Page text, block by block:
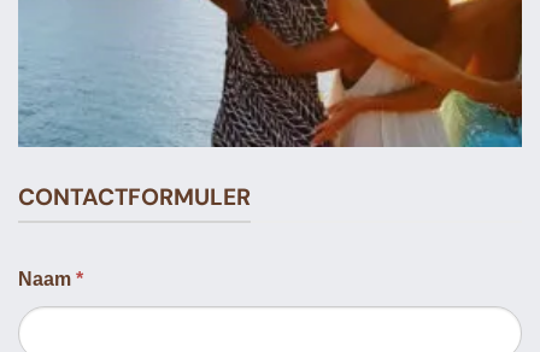
CONTACTFORMULER
Naam *